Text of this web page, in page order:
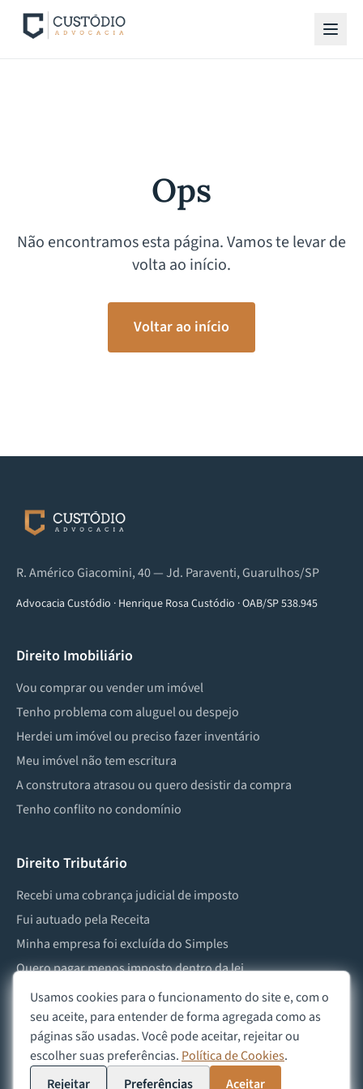
Ops
Não encontramos esta página. Vamos te levar de
volta ao início.
Voltar ao início
R. Américo Giacomini, 40 — Jd. Paraventi, Guarulhos/SP
Advocacia Custódio · Henrique Rosa Custódio ·OAB/SP 538.945
Direito Imobiliário
Vou comprar ou vender um imóvel
Tenho problema com aluguel ou despejo
Herdei um imóvel ou preciso fazer inventário
Meu imóvel não tem escritura
A construtora atrasou ou quero desistir da compra
Tenho conflito no condomínio
Direito Tributário
Recebi uma cobrança judicial de imposto
Fui autuado pela Receita
Minha empresa foi excluída do Simples
Quero pagar menos imposto dentro da lei
Preciso lidar com imposto de herança ou doação
2026Advocacia Custódio
Política de Privacidade Política de Cookies Aviso Legal
Usamos cookies para o funcionamento do site e, com o
seu aceite, para entender de forma agregada como as
páginas são usadas. Você pode aceitar, rejeitar ou
escolher suas preferências. Política de Cookies.
Rejeitar
Preferências Aceitar